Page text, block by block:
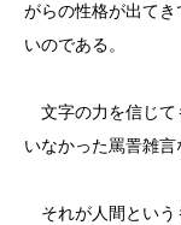
がらの性格が出て
いのである。
文字の力を信じて
いなかった罵詈雑言
それが人間という